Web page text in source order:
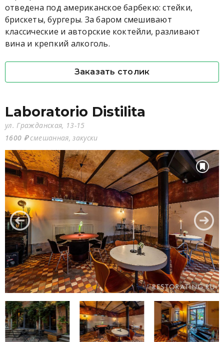
отведена под американское барбекю: стейки,
брискеты, бургеры. За баром смешивают
классические и авторские коктейли, разливают
вина и крепкий алкоголь.
Заказать столик
Laboratorio Distilita
ул. Гражданская, 13-15
1600 ₽смешанная, закуски